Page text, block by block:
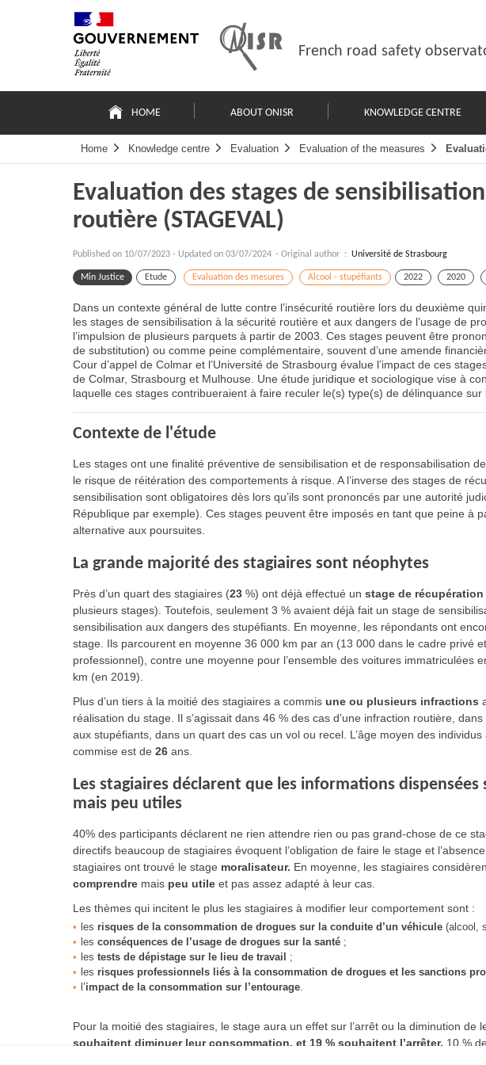
French road safety
principale
HOME ABOUT ONISR KNOWLEDGE CENTRE
Home Knowledge centre Evaluation Evaluation of the measures
Evaluation des stages de
routière (STAGEVAL)
Published on 10/07/2023 - Updated on 03/07/2024 - Original author : Université de Strasbourg
Min Justice Etude Evaluation des mesures Alcool - stupéfiants 2022 2020
Dans un contexte général de lutte contre l’insécurité routière lors du deuxième
les stages de sensibilisation à la sécurité routière et aux dangers de l’usage de
l’impulsion de plusieurs parquets à partir de 2003. Ces stages peuvent être
de substitution) ou comme peine complémentaire, souvent d’une amende
Cour d’appel de Colmar et l’Université de Strasbourg évalue l’impact de ces
de Colmar, Strasbourg et Mulhouse. Une étude juridique et sociologique vise à
laquelle ces stages contribueraient à faire reculer le(s) type(s) de délinquance sur
Contexte de l'étude
Les stages ont une finalité préventive de sensibilisation et de responsabilisation
le risque de réitération des comportements à risque. A l’inverse des stages de
sensibilisation sont obligatoires dès lors qu’ils sont prononcés par une autorité
République par exemple). Ces stages peuvent être imposés en tant que peine à
alternative aux poursuites.
La grande majorité des stagiaires sont néophytes
Près d’un quart des stagiaires (23 %) ont déjà effectué un stage de
plusieurs stages). Toutefois, seulement 3 % avaient déjà fait un stage de
sensibilisation aux dangers des stupéfiants. En moyenne, les répondants ont
stage. Ils parcourent en moyenne 36 000 km par an (13 000 dans le cadre privé
professionnel), contre une moyenne pour l’ensemble des voitures immatriculées
km (en 2019).
Plus d’un tiers à la moitié des stagiaires a commis une ou plusieurs infractions
réalisation du stage. Il s’agissait dans 46 % des cas d’une infraction routière,
aux stupéfiants, dans un quart des cas un vol ou recel. L’âge moyen des individus
commise est de 26 ans.
Les stagiaires déclarent que les informations
mais peu utiles
40% des participants déclarent ne rien attendre rien ou pas grand-chose de ce
directifs beaucoup de stagiaires évoquent l’obligation de faire le stage et
stagiaires ont trouvé le stage moralisateur. En moyenne, les stagiaires
comprendre mais peu utile et pas assez adapté à leur cas.
Les thèmes qui incitent le plus les stagiaires à modifier leur comportement sont :
les risques de la consommation de drogues sur la conduite d’un véhicule (alcool,
les conséquences de l’usage de drogues sur la santé ;
les tests de dépistage sur le lieu de travail
;
les risques professionnels liés à la consommation de drogues et les sanctions
l’impact de la consommation sur l’entourage.
Pour la moitié des stagiaires, le stage aura un effet sur l’arrêt ou la diminution de
souhaitent diminuer leur consommation, et 19 % souhaitent l’arrêter. 10 %